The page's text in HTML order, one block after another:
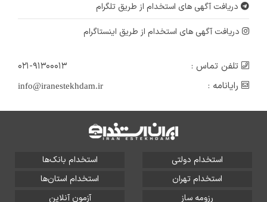
دریافت آگهی های استخدام از طریق تلگرام
دریافت آگهی های استخدام از طریق اینستاگرام
تلفن تماس :
۰۲۱-۹۱۳۰۰۰۱۳
رایانامه :
info@iranestekhdam.ir
استخدام دولتی
استخدام بانک‌ها
استخدام تهران
استخدام استان‌ها
رزومه ساز
آزمون آنلاین